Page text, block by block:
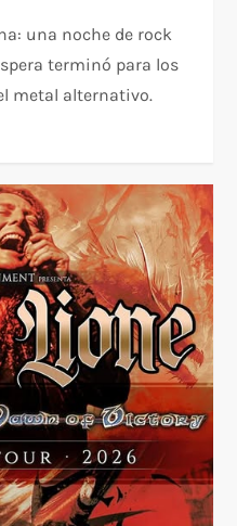
una noche de rock
terminó para los
metal alternativo.